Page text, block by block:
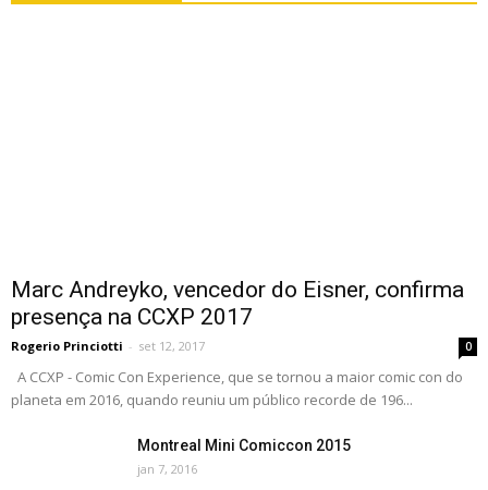
Marc Andreyko, vencedor do Eisner, confirma
presença na CCXP 2017
Rogerio Princiotti - set 12, 2017 0
A CCXP - Comic Con Experience, que se tornou a maior comic con do
planeta em 2016, quando reuniu um público recorde de 196...
Montreal Mini Comiccon 2015
jan 7, 2016